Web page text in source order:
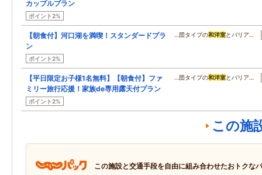
カップルプラン
ポイント2%
【朝食付】河口湖を満喫！スタンダードプラ
ン
ポイント2%
…団タイプの和洋室とバリア…
【平日限定お子様1名無料】【朝食付】ファ
ミリー旅行応援！家族de専用露天付プラン
ポイント2%
…団タイプの和洋室とバリア…
この施
この施設と交通手段を自由に組み合わせたおトクな